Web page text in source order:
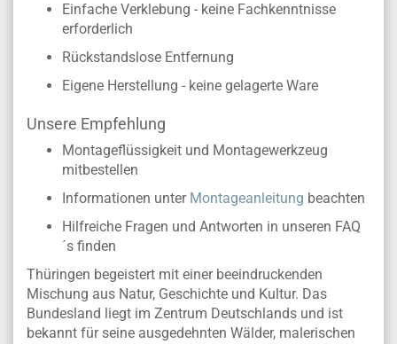
Einfache Verklebung - keine Fachkenntnisse
erforderlich
Rückstandslose Entfernung
Eigene Herstellung - keine gelagerte Ware
Unsere Empfehlung
Montageflüssigkeit und Montagewerkzeug
mitbestellen
Informationen unter Montageanleitung beachten
Hilfreiche Fragen und Antworten in unseren FAQ
´s finden
Thüringen begeistert mit einer beeindruckenden
Mischung aus Natur, Geschichte und Kultur. Das
Bundesland liegt im Zentrum Deutschlands und ist
bekannt für seine ausgedehnten Wälder, malerischen